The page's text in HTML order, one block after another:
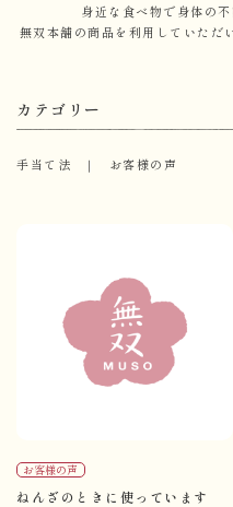
身近な食べ物で身体の
無双本舗の商品を利用していただ
カテゴリー
手当て法 お客様の声
お客様の声
ねんざのときに使っています